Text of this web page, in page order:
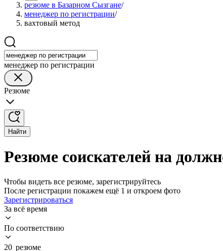
резюме в Базарном Сызгане/
менеджер по регистрации/
вахтовый метод
менеджер по регистрации
Резюме
Найти
Резюме соискателей на
Чтобы видеть все резюме, зарегистрируйтесь
После регистрации покажем ещё 1 и откроем фото
Зарегистрироваться
За всё время
По соответствию
20 резюме